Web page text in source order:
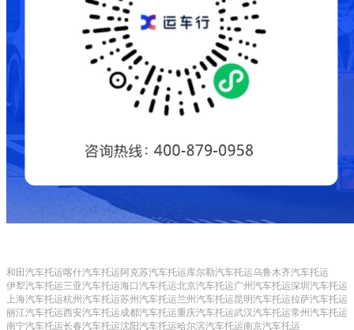
和田汽车托运喀什汽车托运阿克苏汽车托运库尔勒汽车托运乌鲁木齐汽车托运
伊犁汽车托运三亚汽车托运海口汽车托运北京汽车托运广州汽车托运深圳汽车托运
上海汽车托运杭州汽车托运苏州汽车托运兰州汽车托运昆明汽车托运拉萨汽车托运
丽江汽车托运西安汽车托运成都汽车托运重庆汽车托运武汉汽车托运常州汽车托运
南宁汽车托运长春汽车托运沈阳汽车托运哈尔滨汽车托运南京汽车托运